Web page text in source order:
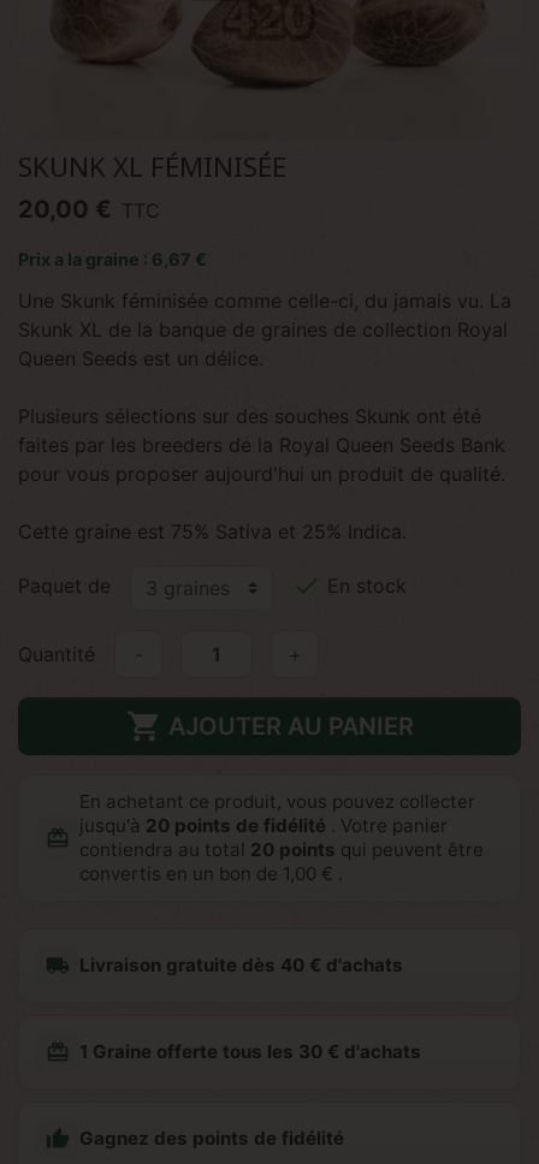
SKUNK XL FÉMINISÉE
20,00 € TTC
Prix a la graine : 6,67 €
Une Skunk féminisée comme celle-ci, du jamais vu. La
Skunk XL de la banque de graines de collection Royal
Queen Seeds est un délice.
Plusieurs sélections sur des souches Skunk ont été
faites par les breeders de la Royal Queen Seeds Bank
pour vous proposer aujourd'hui un produit de qualité.
Cette graine est 75% Sativa et 25% Indica.
Paquet de  En stock
Quantité +
 AJOUTER AU PANIER
redeem
En achetant ce produit, vous pouvez collecter
jusqu'à 20 points de fidélité . Votre panier
contiendra au total 20 points qui peuvent être
convertis en un bon de 1,00 € .
local_shipping Livraison gratuite dès 40 € d'achats
redeem 1 Graine offerte tous les 30 € d'achats
 Gagnez des points de fidélité